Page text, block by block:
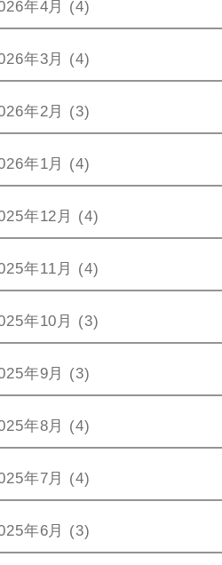
年4月 (4)
年3月 (4)
年2月 (3)
年1月 (4)
年12月 (4)
年11月 (4)
年10月 (3)
年9月 (3)
年8月 (4)
年7月 (4)
年6月 (3)